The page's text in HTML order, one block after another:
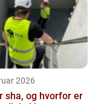
2026
sha, og hvorfor er